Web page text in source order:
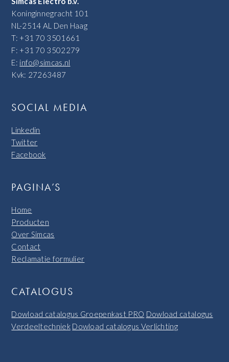
Koninginnegracht 101
NL-2514 AL Den Haag
T: +31 70 3501661
F: +31 70 3502279
E: info@simcas.nl
Kvk: 27263487
SOCIAL MEDIA
Linkedin
Twitter
Facebook
PAGINA’S
Home
Producten
Over Simcas
Contact
Reclamatie formulier
CATALOGUS
Dowload catalogus Groepenkast PRO Dowload catalogus
Verdeeltechniek Dowload catalogus Verlichting